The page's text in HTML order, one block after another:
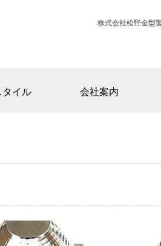
株式会社松野金型
タイル 会社案内